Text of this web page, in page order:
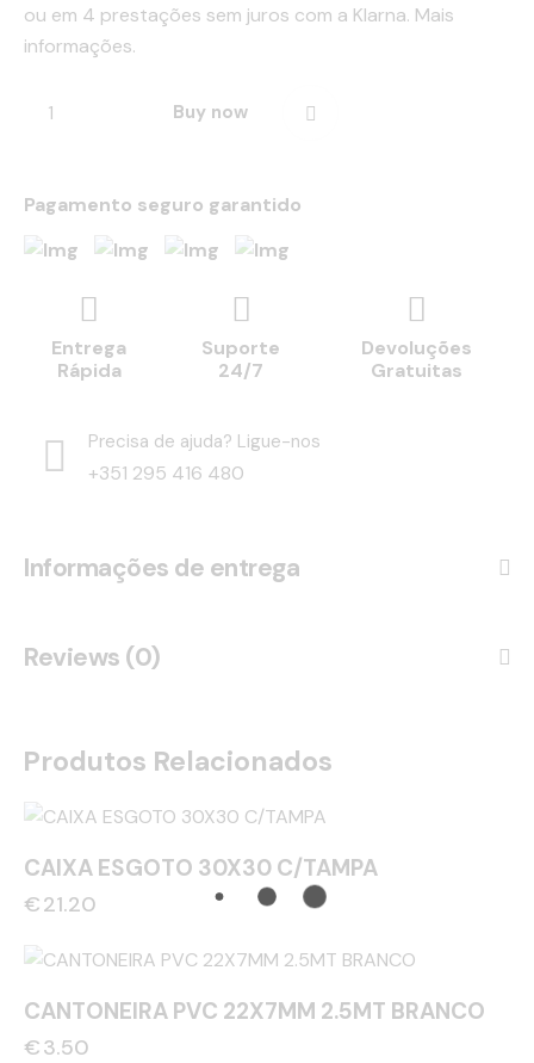
ou em 4 prestações sem juros com a Klarna. Mais
informações.
Buy now
Pagamento seguro garantido
Entrega
Rápida
Suporte
24/7
Devoluções
Gratuitas
Precisa de ajuda? Ligue-nos
+351 295 416 480
Informações de entrega
Reviews (0)
Produtos Relacionados
CAIXA ESGOTO 30X30 C/TAMPA
€21.20
CANTONEIRA PVC 22X7MM 2.5MT BRANCO
€3.50